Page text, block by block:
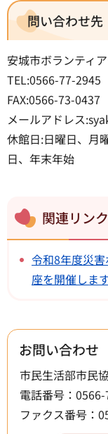
問い合わせ先
安城市ボランティ
TEL:0566-77-2945
FAX:0566-73-0437
メールアドレス
休館日:日曜日、月
日、年末年始
関連リンク
令和8年度災
座を開催しま
お問い合わせ
市民生活部市民
電話番号：
ファクス番号：